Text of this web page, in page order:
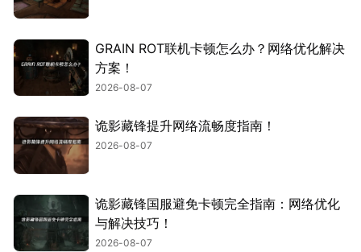
GRAIN ROT联机卡顿怎么办？网络优化解决
方案！
2026-08-07
诡影藏锋提升网络流畅度指南！
2026-08-07
诡影藏锋国服避免卡顿完全指南：网络优化
与解决技巧！
2026-08-07